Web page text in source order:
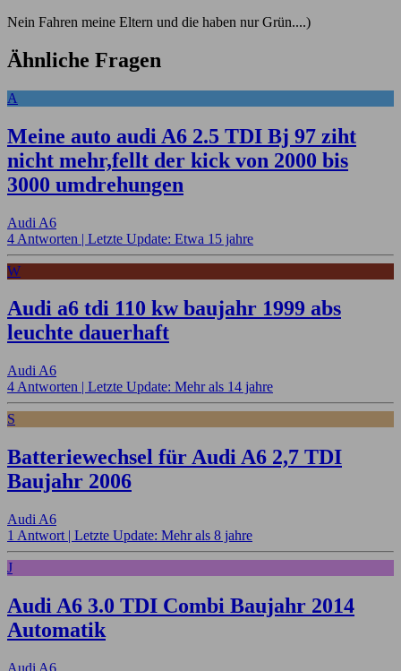
Nein Fahren meine Eltern und die haben nur Grün....)
Ähnliche Fragen
A
Meine auto audi A6 2.5 TDI Bj 97 ziht
nicht mehr,fellt der kick von 2000 bis
3000 umdrehungen
Audi A6
4 Antworten | Letzte Update: Etwa 15 jahre
W
Audi a6 tdi 110 kw baujahr 1999 abs
leuchte dauerhaft
Audi A6
4 Antworten | Letzte Update: Mehr als 14 jahre
S
Batteriewechsel für Audi A6 2,7 TDI
Baujahr 2006
Audi A6
1 Antwort | Letzte Update: Mehr als 8 jahre
J
Audi A6 3.0 TDI Combi Baujahr 2014
Automatik
Audi A6